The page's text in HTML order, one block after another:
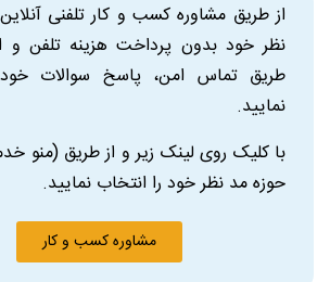
از طریق مشاوره کسب و کار تلفنی
نظر خود بدون پرداخت هزینه تلفن و
طریق تماس امن، پاسخ سوالات
نمایید.
با کلیک روی لینک زیر و از طریق (منو
حوزه مد نظر خود را انتخاب نمایید.
مشاوره کسب و کار